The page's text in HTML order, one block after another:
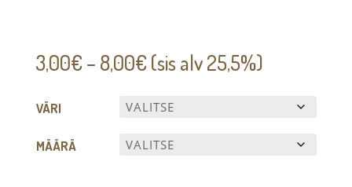
3,00€ – 8,00€Hintaluokka:
-
8,00€
(sis alv 25,5%)
VÄRI
MÄÄRÄ